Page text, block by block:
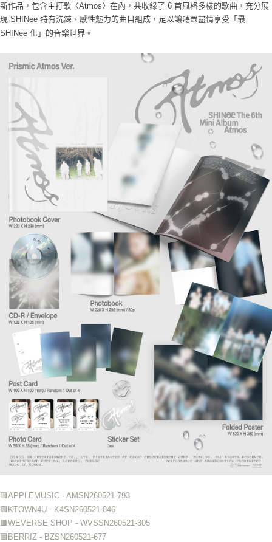
新作品，包含主打歌〈Atmos〉在內，共收錄了 6 首風格多樣的歌曲，充分展
現 SHINee 特有洗鍊、感性魅力的曲目組成，足以讓聽眾盡情享受「最
SHINee 化」的音樂世界。
🟨APPLEMUSIC - AMSN260521-793
🟩KTOWN4U - K4SN260521-846
🟫WEVERSE SHOP - WVSSN260521-305
🟦BERRIZ - BZSN260521-677